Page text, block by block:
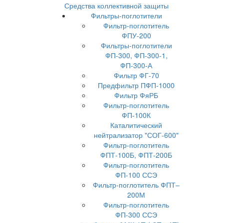
Средства коллективной защиты
Фильтры-поглотители
Фильтр-поглотитель
ФПУ-200
Фильтры-поглотители
ФП-300, ФП-300-1,
ФП-300-А
Фильтр ФГ-70
Предфильтр ПФП-1000
Фильтр ФяРБ
Фильтр-поглотитель
ФП-100К
Каталитический
нейтрализатор "СОГ-600"
Фильтр-поглотитель
ФПТ-100Б, ФПТ-200Б
Фильтр-поглотитель
ФП-100 ССЭ
Фильтр-поглотитель ФПТ–
200М
Фильтр-поглотитель
ФП-300 ССЭ